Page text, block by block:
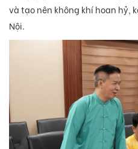
và tạo nên không khí hoan hỷ,
Nội.